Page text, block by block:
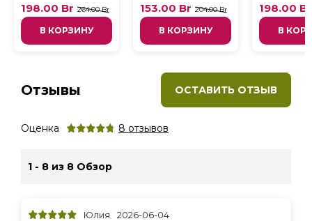
198.00 Br 264.00 Br
В КОРЗИНУ
153.00 Br 204.00 Br
В КОРЗИНУ
198.00 Br
В
Отзывы ОСТАВИТЬ ОТЗЫВ
Оценка 8 отзывов
1 - 8 из 8 Обзор
Юлия 2026-06-04